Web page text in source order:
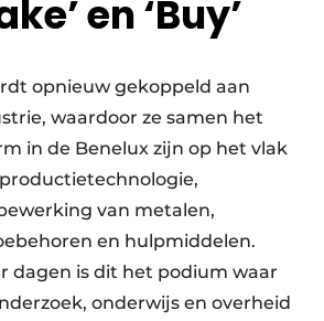
en ‘Buy’
opnieuw gekoppeld aan
waardoor ze samen het
in de Benelux zijn op het vlak
van metalen,
en hulpmiddelen.
dagen is dit het podium waar
onderwijs en overheid